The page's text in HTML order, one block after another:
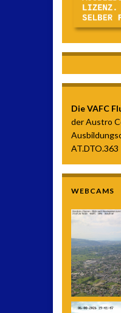
Die VAFC
der Austro
AT.DTO.363
WEBCAMS